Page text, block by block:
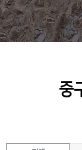
중